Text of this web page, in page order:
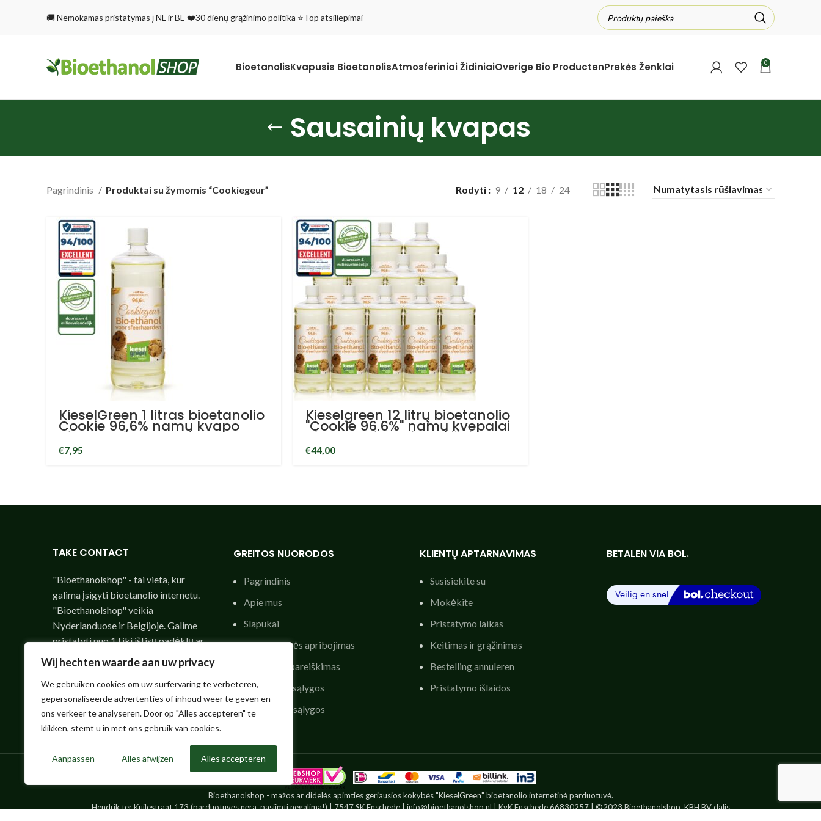
Wij hechten waarde aan uw privacy
We gebruiken cookies om uw surfervaring te verbeteren,
gepersonaliseerde advertenties of inhoud weer te geven en
ons verkeer te analyseren. Door op "Alles accepteren" te
klikken, stemt u in met ons gebruik van cookies.
Aanpassen Alles afwijzen Alles accepteren
🚚 Nemokamas pristatymas į NL ir BE ❤️30 dienų grąžinimo politika ⭐Top atsiliepimai
BioetanolisKvapusis BioetanolisAtmosferiniai ŽidiniaiOverige Bio ProductenPrekės Ženklai 0
Sausainių kvapas
Pagrindinis Produktai su žymomis “Cookiegeur” Rodyti 9 12 18 24
KieselGreen 1 litras bioetanolio
Cookie 96,6% namų kvapo
bioetanolis
€7,95
Kieselgreen 12 litrų bioetanolio
"Cookie 96.6%" namų kvepalai
bio etanolio aplinkos židinys
€44,00
TAKE CONTACT
"Bioethanolshop" - tai vieta, kur
galima įsigyti bioetanolio internetu.
"Bioethanolshop" veikia
Nyderlanduose ir Belgijoje. Galime
pristatyti nuo 1 l iki ištisų padėklų ar
IBC konteinerių, lengvai pristatomų į
namus.
info@kbhonline.eu
GREITOS NUORODOS
Pagrindinis
Apie mus
Slapukai
Atsakomybės apribojimas
Privatumo pareiškimas
Naudojimo sąlygos
Bendrosios sąlygos
KLIENTŲ APTARNAVIMAS
Susisiekite su
Mokėkite
Pristatymo laikas
Keitimas ir grąžinimas
Bestelling annuleren
Pristatymo išlaidos
BETALEN VIA BOL.
Bioethanolshop - mažos ar didelės apimties geriausios kokybės "KieselGreen" bioetanolio internetinė parduotuvė.
Hendrik ter Kuilestraat 173 (parduotuvės nėra, pasiimti negalima!) | 7547 SK Enschede | info@bioethanolshop.nl | KvK Enschede 66830257 | ©2023 Bioethanolshop, KBH BV dalis